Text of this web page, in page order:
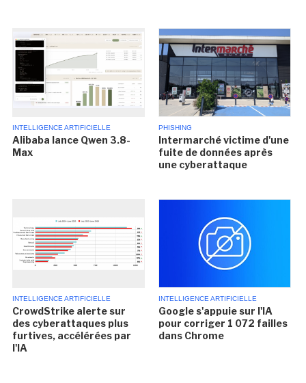
INTELLIGENCE ARTIFICIELLE
Alibaba lance Qwen 3.8-
Max
PHISHING
Intermarché victime d'une
fuite de données après
une cyberattaque
INTELLIGENCE ARTIFICIELLE
CrowdStrike alerte sur
des cyberattaques plus
furtives, accélérées par
l'IA
INTELLIGENCE ARTIFICIELLE
Google s'appuie sur l'IA
pour corriger 1 072 failles
dans Chrome